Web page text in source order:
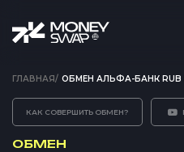
ГЛАВНАЯ/ ОБМЕН АЛЬФА-БАНК RUB
КАК СОВЕРШИТЬ ОБМЕН?
ОБМЕН